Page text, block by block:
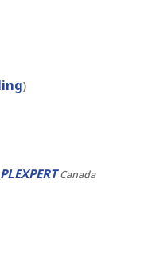
)
PLEXPERTCanada